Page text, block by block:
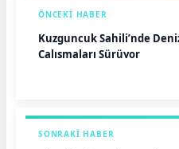
ÖNCEKI HABER
Kuzguncuk Sahili’nde
Çalışmaları Sürüyor
SONRAKI HABER